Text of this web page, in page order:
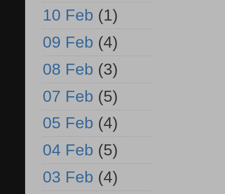
10 Feb (1)
09 Feb (4)
08 Feb (3)
07 Feb (5)
05 Feb (4)
04 Feb (5)
03 Feb (4)